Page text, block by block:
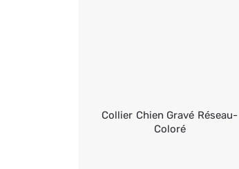
Collier Chien Gravé Réseau-
Coloré